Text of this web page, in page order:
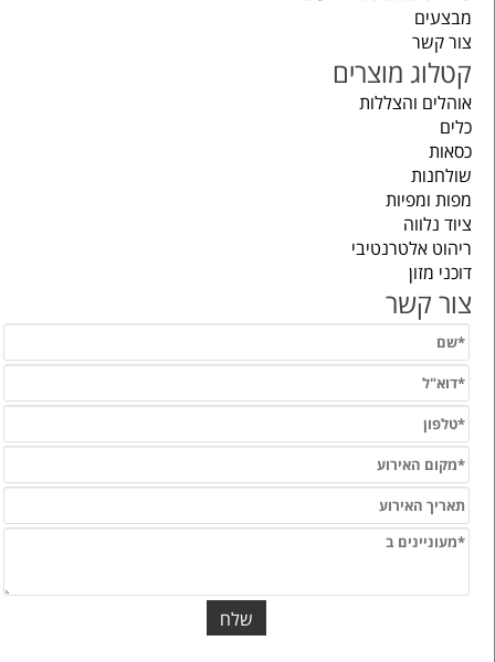
מבצעים
צור קשר
קטלוג מוצרים
אוהלים והצללות
כלים
כסאות
שולחנות
מפות ומפיות
ציוד נלווה
ריהוט אלטרנטיבי
דוכני מזון
צור קשר